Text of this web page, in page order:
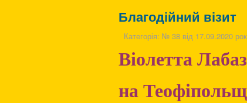
Благодійний візит
Категорія: № 38 від 17.09.2020
Віолетта
на